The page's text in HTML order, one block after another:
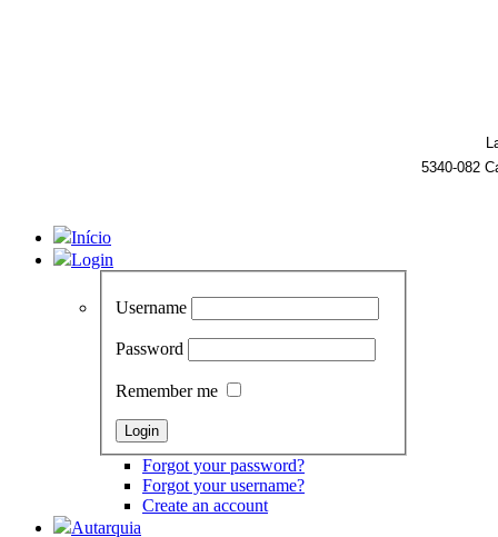
5340-082
Início
Login
Username
Password
Remember me
Forgot your password?
Forgot your username?
Create an account
Autarquia